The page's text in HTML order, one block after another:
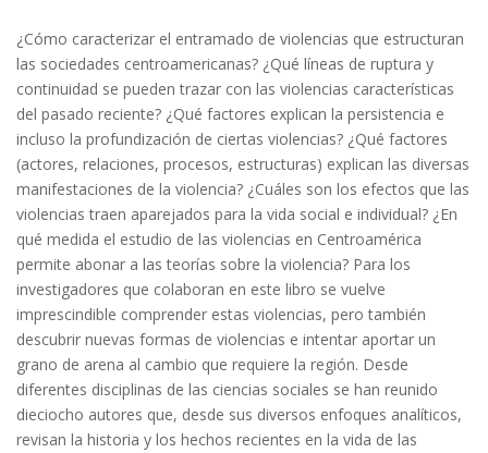
¿Cómo caracterizar el entramado de violencias que estructuran
las sociedades centroamericanas? ¿Qué líneas de ruptura y
continuidad se pueden trazar con las violencias características
del pasado reciente? ¿Qué factores explican la persistencia e
incluso la profundización de ciertas violencias? ¿Qué factores
(actores, relaciones, procesos, estructuras) explican las diversas
manifestaciones de la violencia? ¿Cuáles son los efectos que las
violencias traen aparejados para la vida social e individual? ¿En
qué medida el estudio de las violencias en Centroamérica
permite abonar a las teorías sobre la violencia? Para los
investigadores que colaboran en este libro se vuelve
imprescindible comprender estas violencias, pero también
descubrir nuevas formas de violencias e intentar aportar un
grano de arena al cambio que requiere la región. Desde
diferentes disciplinas de las ciencias sociales se han reunido
dieciocho autores que, desde sus diversos enfoques analíticos,
revisan la historia y los hechos recientes en la vida de las